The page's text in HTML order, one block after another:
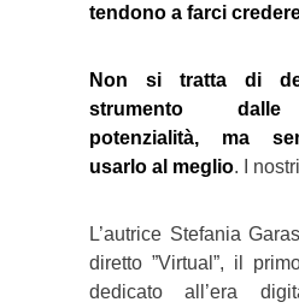
tendono a farci
Non si tratta di
strumento dalle
potenzialità, ma
usarlo al meglio. I
L’autrice Stefania
diretto ”Virtual”, il
dedicato all’era